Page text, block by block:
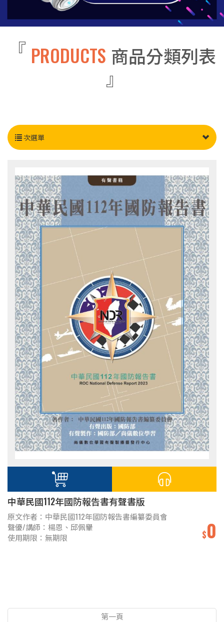
PRODUCTS 商品分類列表
次選單
中華民國112年國防報告書有聲書版
原文作者：中華民國112年國防報告書編纂委員會
聲優/講師：楊恩、邱佩轝
使用期限：無期限
$0
第一頁